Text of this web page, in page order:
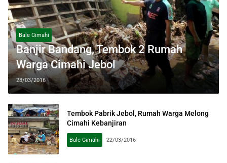
Bale Cimahi
Banjir Bandang, Tembok 2 Rumah
Warga Cimahi Jebol
28/03/2016
Tembok Pabrik Jebol, Rumah Warga Melong
Cimahi Kebanjiran
Bale Cimahi 22/03/2016